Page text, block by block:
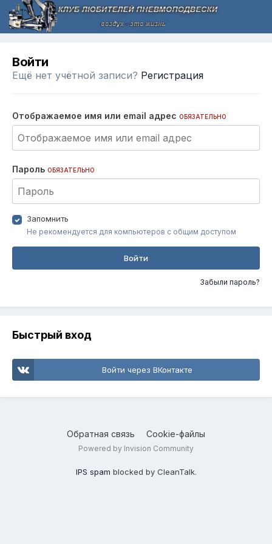
Войти
Ещё нет учётной записи? Регистрация
Отображаемое имя или email адрес ОБЯЗАТЕЛЬНО
Пароль ОБЯЗАТЕЛЬНО
Запомнить
Не рекомендуется для компьютеров с общим доступом
Войти
Забыли пароль?
Быстрый вход
Войти через ВКонтакте
Обратная связь Cookie-файлы
Powered by Invision Community
IPS spam blocked by CleanTalk.